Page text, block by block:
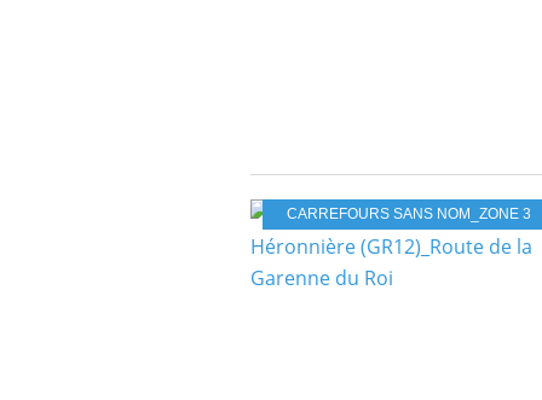
CARREFOURS SANS NOM_ZONE 3